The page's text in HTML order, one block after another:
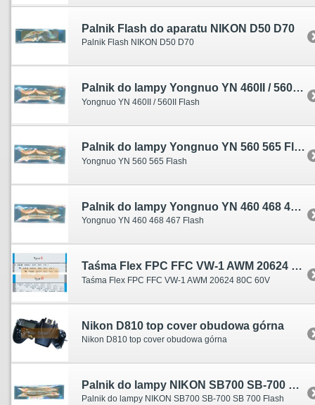
Palnik Flash do aparatu NIKON D50 D70
Palnik Flash NIKON D50 D70
Palnik do lampy Yongnuo YN 460II / 560II Flash
Yongnuo YN 460II / 560II Flash
Palnik do lampy Yongnuo YN 560 565 Flash
Yongnuo YN 560 565 Flash
Palnik do lampy Yongnuo YN 460 468 467 Flash
Yongnuo YN 460 468 467 Flash
Taśma Flex FPC FFC VW-1 AWM 20624 80C 60V
Taśma Flex FPC FFC VW-1 AWM 20624 80C 60V
Nikon D810 top cover obudowa górna
Nikon D810 top cover obudowa górna
Palnik do lampy NIKON SB700 SB-700 SB 700 Flash
Palnik do lampy NIKON SB700 SB-700 SB 700 Flash